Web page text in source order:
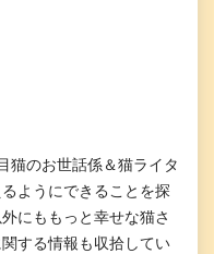
猫のお世話係＆猫ライタ
ようにできることを探
にももっと幸せな猫さ
する情報も収拾してい